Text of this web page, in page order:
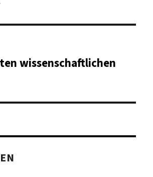
wissenschaftlichen